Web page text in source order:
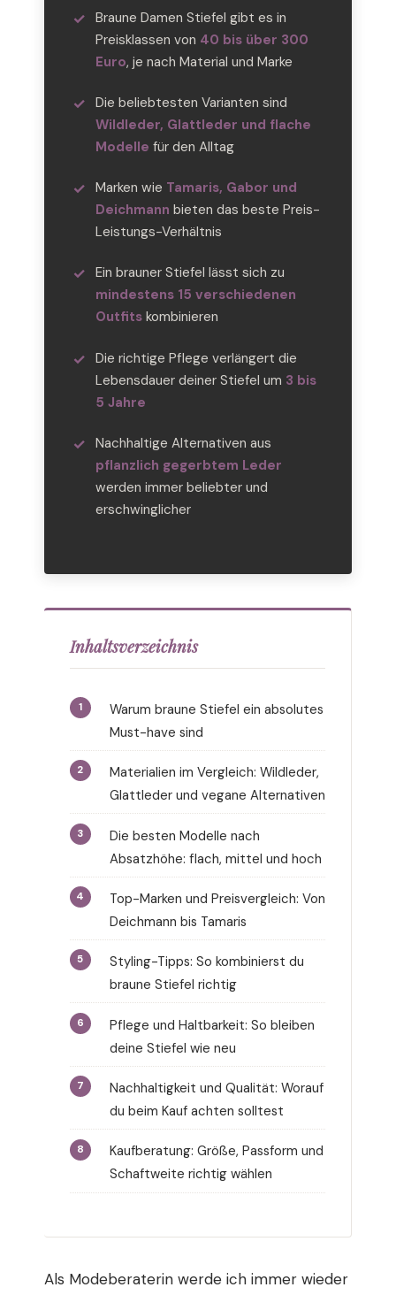
Braune Damen Stiefel gibt es in
Preisklassen von 40 bis über 300
Euro, je nach Material und Marke
Die beliebtesten Varianten sind
Wildleder, Glattleder und flache
Modelle für den Alltag
Marken wie Tamaris, Gabor und
Deichmann bieten das beste Preis-
Leistungs-Verhältnis
Ein brauner Stiefel lässt sich zu
mindestens 15 verschiedenen
Outfitskombinieren
Die richtige Pflege verlängert die
Lebensdauer deiner Stiefel um 3 bis
5 Jahre
Nachhaltige Alternativen aus
pflanzlich gegerbtem Leder
werden immer beliebter und
erschwinglicher
Inhaltsverzeichnis
Warum braune Stiefel ein absolutes
Must-have sind
Materialien im Vergleich: Wildleder,
Glattleder und vegane Alternativen
Die besten Modelle nach
Absatzhöhe: flach, mittel und hoch
Top-Marken und Preisvergleich: Von
Deichmann bis Tamaris
Styling-Tipps: So kombinierst du
braune Stiefel richtig
Pflege und Haltbarkeit: So bleiben
deine Stiefel wie neu
Nachhaltigkeit und Qualität: Worauf
du beim Kauf achten solltest
Kaufberatung: Größe, Passform und
Schaftweite richtig wählen
Als Modeberaterin werde ich immer wieder